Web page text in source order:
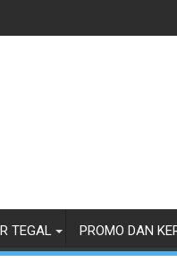
TEGAL PROMO DAN